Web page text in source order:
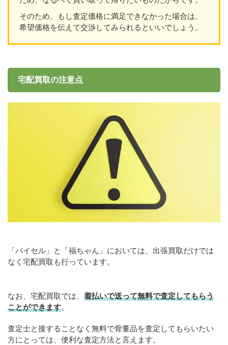
そのため、もし査定価格に満足できなかった場合は、
希望価格を伝えて交渉してみられるといいでしょう。
宅配買取の注意点
「バイセル」と「福ちゃん」においては、出張買取だけでは
なく宅配買取も行っています。
なお、宅配買取では、 着払いで送って無料で査定してもらう
ことができます。
査定士と接することなく無料で骨董品を査定してもらいたい
方にとっては、便利な査定方法と言えます。